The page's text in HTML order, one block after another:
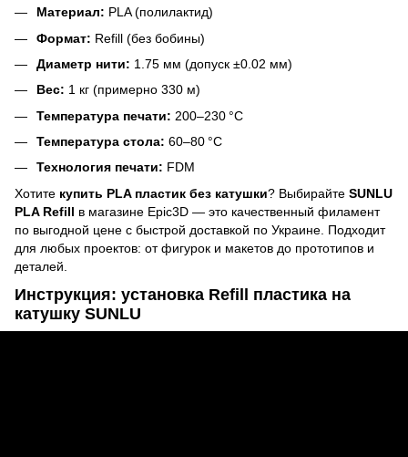
Материал: PLA (полилактид)
Формат: Refill (без бобины)
Диаметр нити: 1.75 мм (допуск ±0.02 мм)
Вес: 1 кг (примерно 330 м)
Температура печати: 200–230 °C
Температура стола: 60–80 °C
Технология печати: FDM
Хотите купить PLA пластик без катушки? Выбирайте SUNLU
PLA Refill в магазине Epic3D — это качественный филамент
по выгодной цене с быстрой доставкой по Украине. Подходит
для любых проектов: от фигурок и макетов до прототипов и
деталей.
Инструкция: установка Refill пластика на
катушку SUNLU